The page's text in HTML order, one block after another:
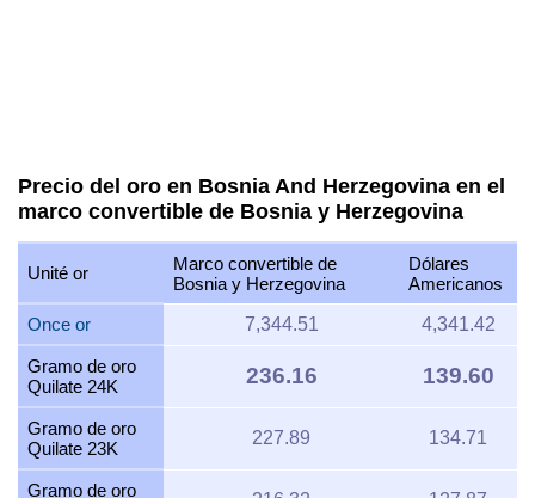
Precio del oro en Bosnia And Herzegovina en el
marco convertible de Bosnia y Herzegovina
Unité or
Marco convertible de
Bosnia y Herzegovina
Dólares
Americanos
Once or
7,344.51 4,341.42
Gramo de oro
Quilate 24K
236.16 139.60
Gramo de oro
Quilate 23K
227.89 134.71
Gramo de oro